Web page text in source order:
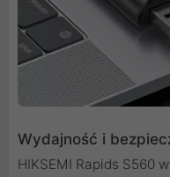
Wydajność i
HIKSEMI Rapids S560